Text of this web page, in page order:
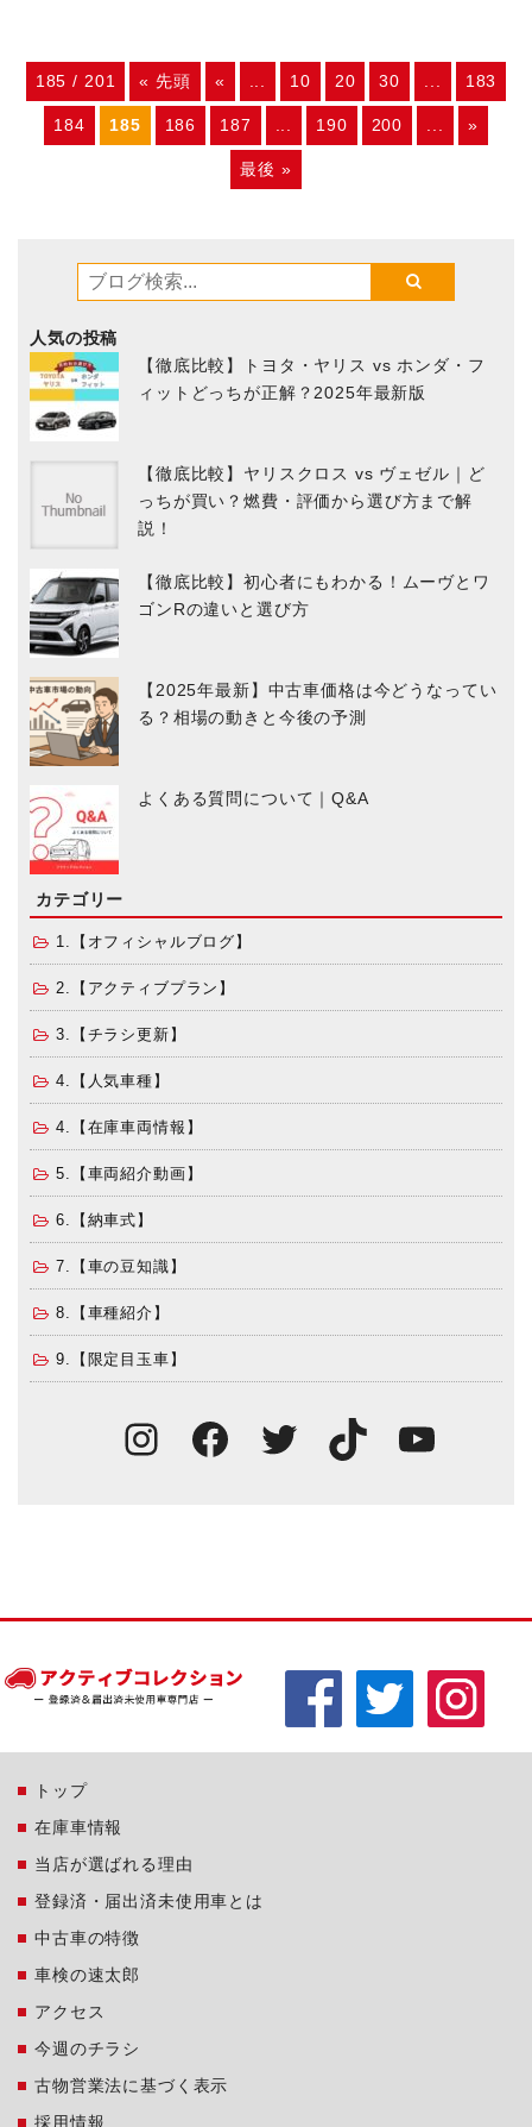
185 / 201 « 先頭 « 10 20 30 183
184 185 186 187 190 200 »
最後 »
人気の投稿
【徹底比較】トヨタ・ヤリス vs ホンダ・フ
ィットどっちが正解？2025年最新版
【徹底比較】ヤリスクロス vs ヴェゼル｜ど
っちが買い？燃費・評価から選び方まで解
説！
【徹底比較】初心者にもわかる！ムーヴとワ
ゴンRの違いと選び方
【2025年最新】中古車価格は今どうなってい
る？相場の動きと今後の予測
よくある質問について｜Q&A
カテゴリー
1.【オフィシャルブログ】
2.【アクティブプラン】
3.【チラシ更新】
4.【人気車種】
4.【在庫車両情報】
5.【車両紹介動画】
6.【納車式】
7.【車の豆知識】
8.【車種紹介】
9.【限定目玉車】
Instagram
Facebook
TwitterTikTok
トップ
在庫車情報
当店が選ばれる理由
登録済・届出済未使用車とは
中古車の特徴
車検の速太郎
アクセス
今週のチラシ
古物営業法に基づく表示
採用情報